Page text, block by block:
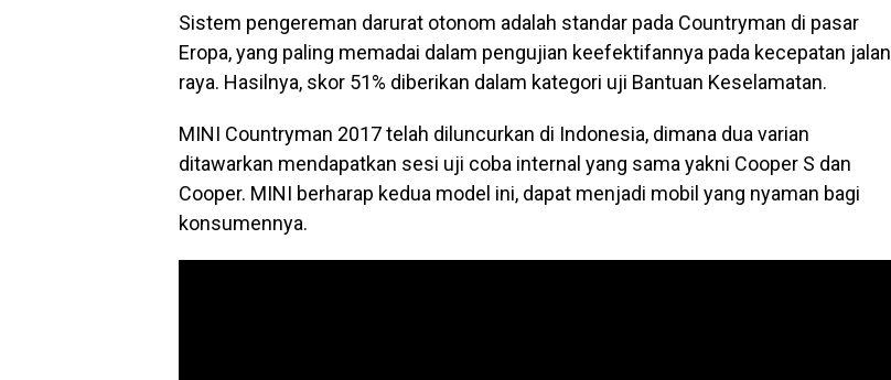
Sistem pengereman darurat otonom adalah standar pada Countryman di pasar
Eropa, yang paling memadai dalam pengujian keefektifannya pada kecepatan jalan
raya. Hasilnya, skor 51% diberikan dalam kategori uji Bantuan Keselamatan.
MINI Countryman 2017 telah diluncurkan di Indonesia, dimana dua varian
ditawarkan mendapatkan sesi uji coba internal yang sama yakni Cooper S dan
Cooper. MINI berharap kedua model ini, dapat menjadi mobil yang nyaman bagi
konsumennya.